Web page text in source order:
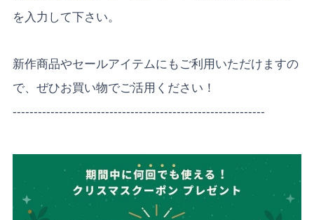
を入力して下さい。
新作商品やセールアイテムにもご利用いただけますの
で、ぜひお買い物でご活用ください！
------------------------------------------------------------